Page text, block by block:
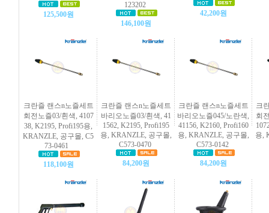
125,500원
123202
146,100원
42,200원
크란즐 랜스n노즐세트
회전노즐03/흰색, 4107
38, K2195, Profi195용,
KRANZLE, 공구몰, C5
73-0461
118,100원
크란즐 랜스n노즐세트
바리오노즐03/흰색, 41
1562, K2195, Profi195
용, KRANZLE, 공구몰,
C573-0470
84,200원
크란즐 랜스n노즐세트
바리오노즐045/노란색,
41156, K2160, Profi160
용, KRANZLE, 공구몰,
C573-0142
84,200원
크
회
용,